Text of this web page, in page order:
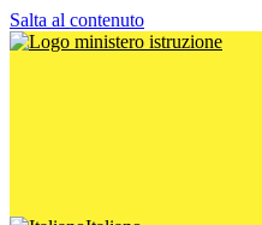
Salta al contenuto